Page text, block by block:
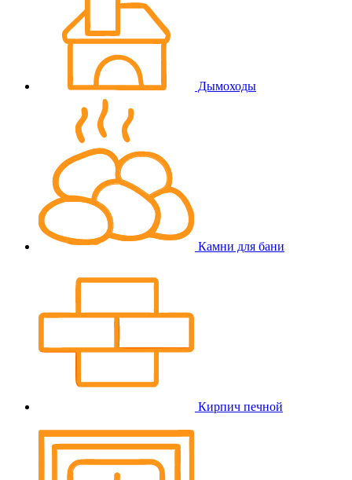
Дымоходы
Камни для бани
Кирпич печной